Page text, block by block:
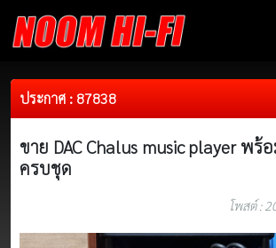
ประกาศ : 87838
ขาย DAC Chalus music player พร้
ครบชุด
โพสต์ :